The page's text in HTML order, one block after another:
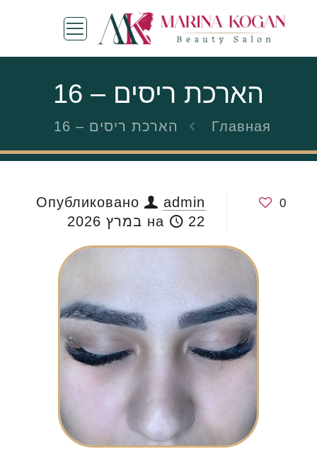
הארכת ריסים – 16
Главная הארכת ריסים – 16
0
Опубликовано
admin
на
22 במרץ 2026